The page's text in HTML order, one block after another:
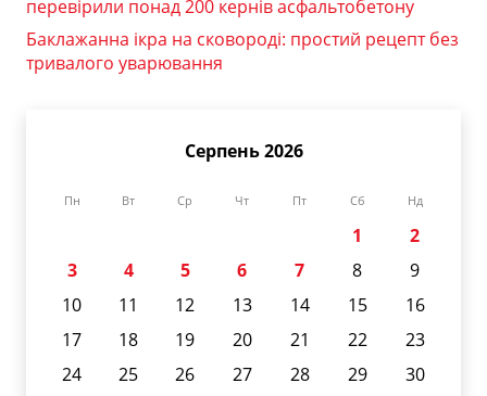
перевірили понад 200 кернів асфальтобетону
Баклажанна ікра на сковороді: простий рецепт без
тривалого уварювання
Серпень 2026
Пн Вт Ср Чт Пт Сб Нд
1
2
3
4 5 6 7 8
9
10
11 12 13 14 15
16
17
18 19 20 21 22
23
24
25 26 27 28 29
30